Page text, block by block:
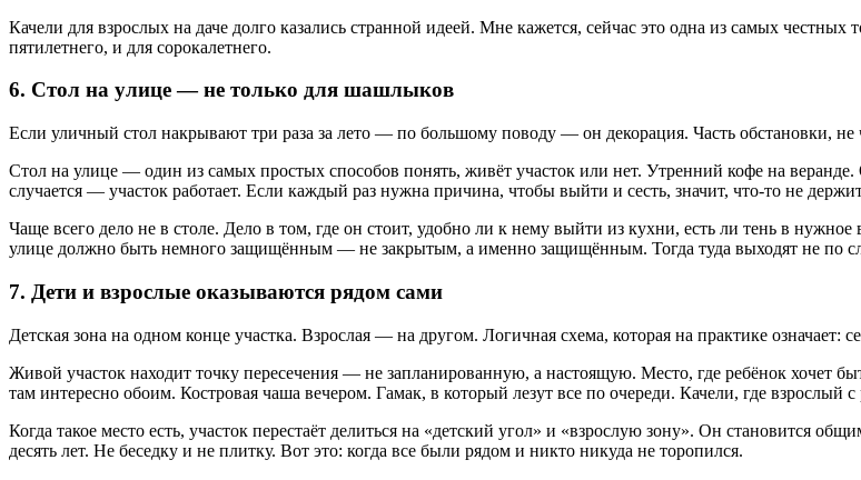
Качели для взрослых на даче долго казались странной идеей. Мне кажется, сейчас это одна из самых
пятилетнего, и для сорокалетнего.
6. Стол на улице — не только для шашлыков
Если уличный стол накрывают три раза за лето — по большому поводу — он декорация. Часть обстановки, не
Стол на улице — один из самых простых способов понять, живёт участок или нет. Утренний кофе на
случается — участок работает. Если каждый раз нужна причина, чтобы выйти и сесть, значит, что-то не
Чаще всего дело не в столе. Дело в том, где он стоит, удобно ли к нему выйти из кухни, есть ли тень в
улице должно быть немного защищённым — не закрытым, а именно защищённым. Тогда туда выходят не по
7. Дети и взрослые оказываются рядом сами
Детская зона на одном конце участка. Взрослая — на другом. Логичная схема, которая на практике означает:
Живой участок находит точку пересечения — не запланированную, а настоящую. Место, где ребёнок хочет
там интересно обоим. Костровая чаша вечером. Гамак, в который лезут все по очереди. Качели, где
Когда такое место есть, участок перестаёт делиться на «детский угол» и «взрослую зону». Он становится
десять лет. Не беседку и не плитку. Вот это: когда все были рядом и никто никуда не торопился.